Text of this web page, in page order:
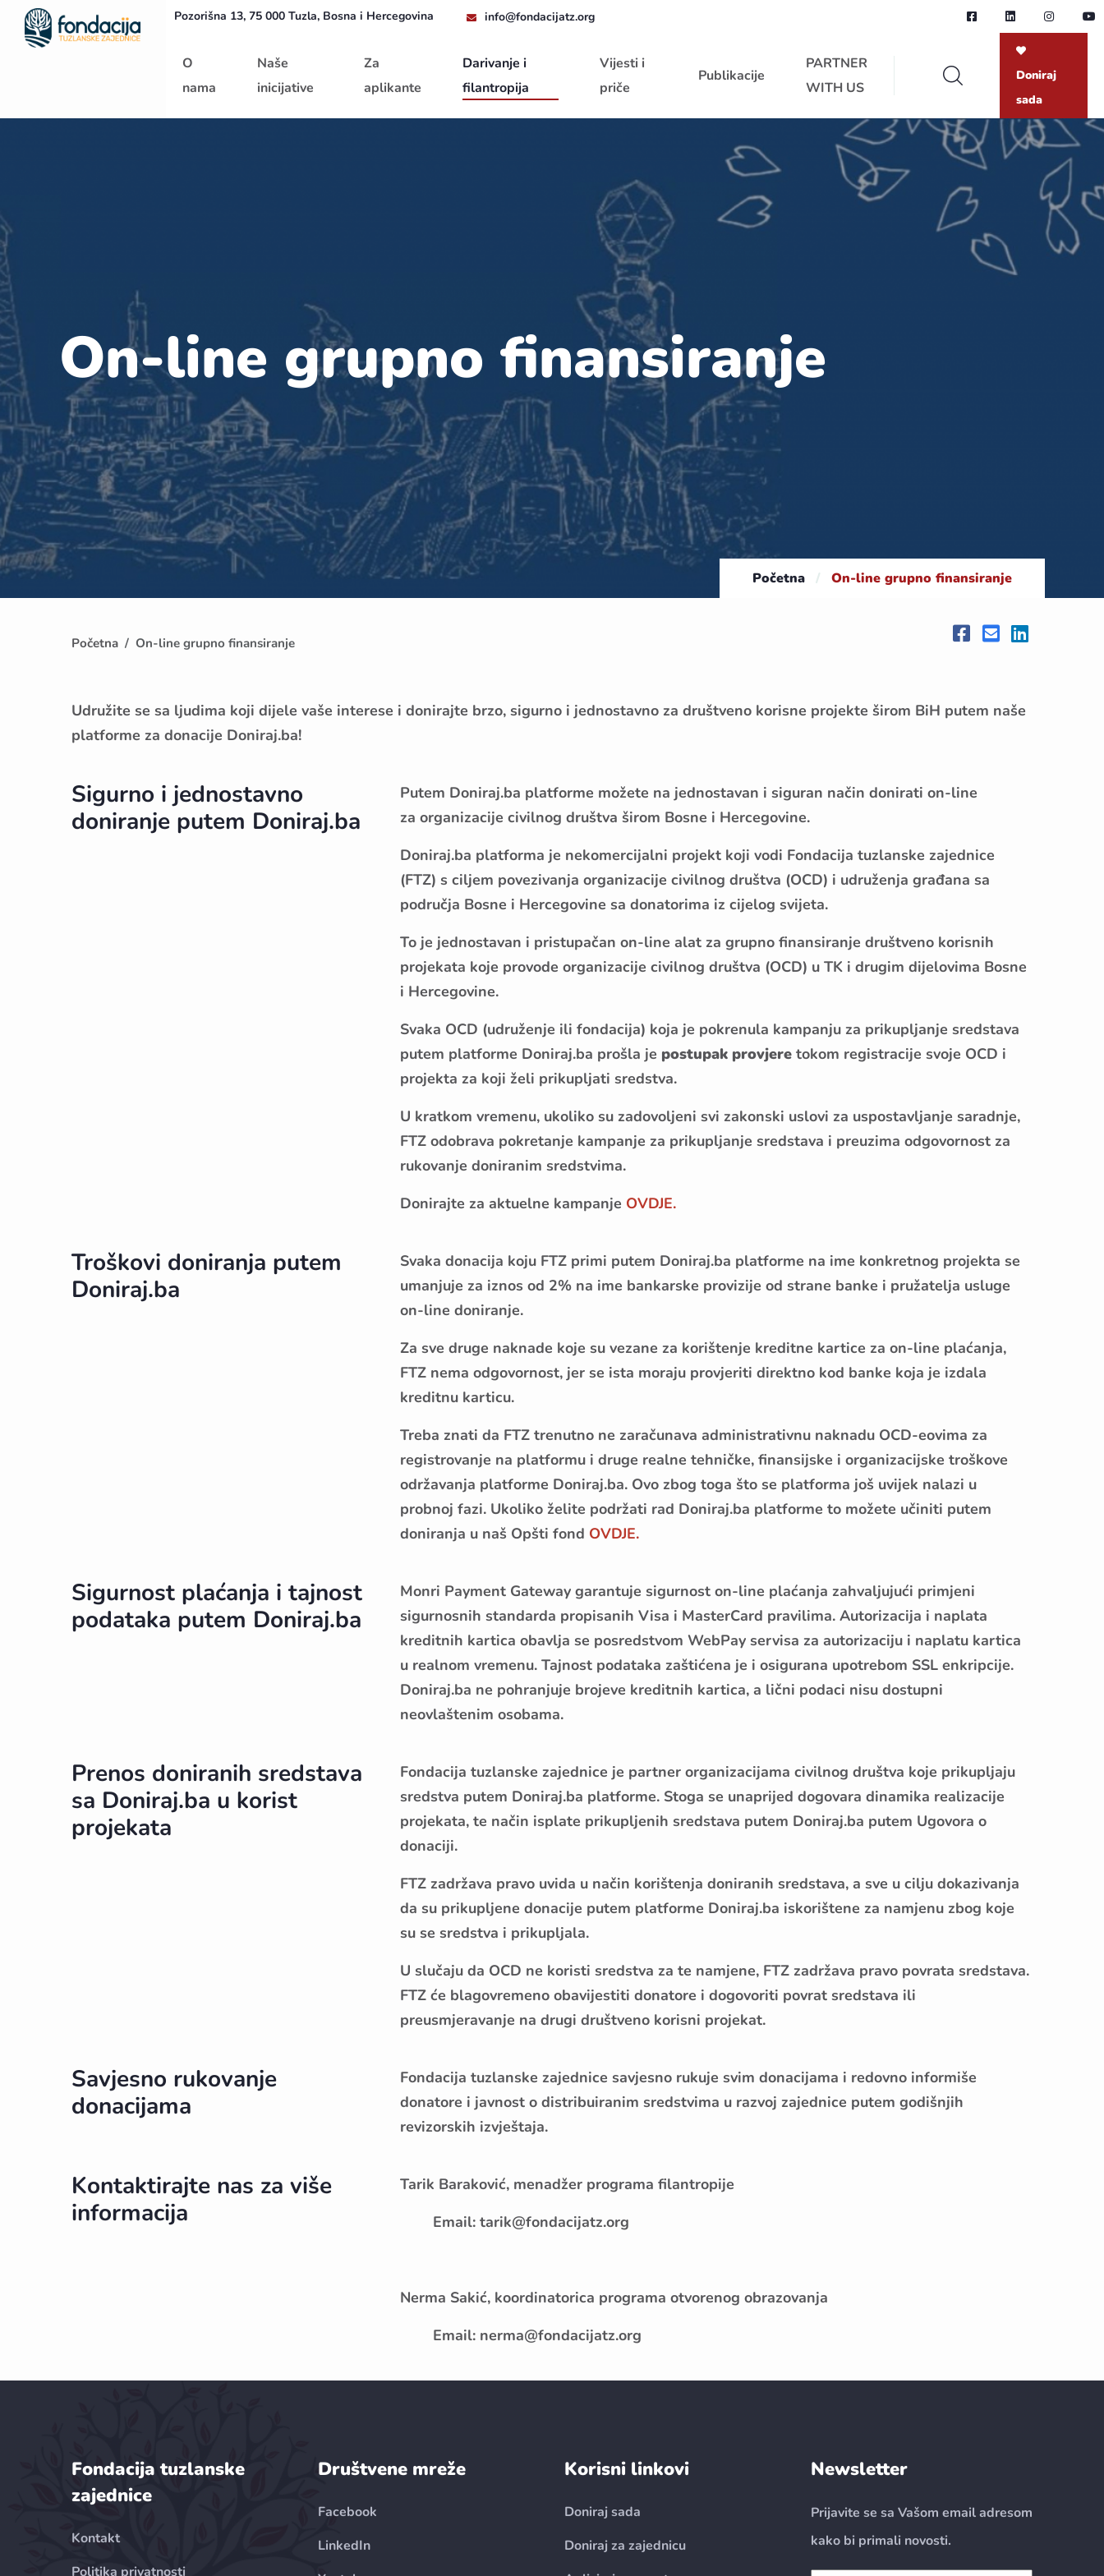
Početna Pozorišna 13, 75 000 Tuzla, Bosna i Hercegovina info@fondacijatz.org
O
nama
Naše
inicijative
Za
aplikante
Darivanje i
filantropija
Vijesti i
priče
Publikacije
PARTNER
WITH US
Doniraj
sada
On-line grupno finansiranje
Početna / On-line grupno finansiranje
Početna On-line grupno finansiranje
Udružite se sa ljudima koji dijele vaše interese i donirajte brzo, sigurno i jednostavno za društveno korisne projekte širom BiH putem naše
platforme za donacije Doniraj.ba!
Sigurno i jednostavno
doniranje putem Doniraj.ba
Putem Doniraj.ba platforme možete na jednostavan i siguran način donirati on-line
za organizacije civilnog društva širom Bosne i Hercegovine.
Doniraj.ba platforma je nekomercijalni projekt koji vodi Fondacija tuzlanske zajednice
(FTZ) s ciljem povezivanja organizacije civilnog društva (OCD) i udruženja građana sa
područja Bosne i Hercegovine sa donatorima iz cijelog svijeta.
To je jednostavan i pristupačan on-line alat za grupno finansiranje društveno korisnih
projekata koje provode organizacije civilnog društva (OCD) u TK i drugim dijelovima Bosne
i Hercegovine.
Svaka OCD (udruženje ili fondacija) koja je pokrenula kampanju za prikupljanje sredstava
putem platforme Doniraj.ba prošla je postupak provjere tokom registracije svoje OCD i
projekta za koji želi prikupljati sredstva.
U kratkom vremenu, ukoliko su zadovoljeni svi zakonski uslovi za uspostavljanje saradnje,
FTZ odobrava pokretanje kampanje za prikupljanje sredstava i preuzima odgovornost za
rukovanje doniranim sredstvima.
Donirajte za aktuelne kampanje OVDJE.
Troškovi doniranja putem
Doniraj.ba
Svaka donacija koju FTZ primi putem Doniraj.ba platforme na ime konkretnog projekta se
umanjuje za iznos od 2% na ime bankarske provizije od strane banke i pružatelja usluge
on-line doniranje.
Za sve druge naknade koje su vezane za korištenje kreditne kartice za on-line plaćanja,
FTZ nema odgovornost, jer se ista moraju provjeriti direktno kod banke koja je izdala
kreditnu karticu.
Treba znati da FTZ trenutno ne zaračunava administrativnu naknadu OCD-eovima za
registrovanje na platformu i druge realne tehničke, finansijske i organizacijske troškove
održavanja platforme Doniraj.ba. Ovo zbog toga što se platforma još uvijek nalazi u
probnoj fazi. Ukoliko želite podržati rad Doniraj.ba platforme to možete učiniti putem
doniranja u naš Opšti fond OVDJE.
Sigurnost plaćanja i tajnost
podataka putem Doniraj.ba
Monri Payment Gateway garantuje sigurnost on-line plaćanja zahvaljujući primjeni
sigurnosnih standarda propisanih Visa i MasterCard pravilima. Autorizacija i naplata
kreditnih kartica obavlja se posredstvom WebPay servisa za autorizaciju i naplatu kartica
u realnom vremenu. Tajnost podataka zaštićena je i osigurana upotrebom SSL enkripcije.
Doniraj.ba ne pohranjuje brojeve kreditnih kartica, a lični podaci nisu dostupni
neovlaštenim osobama.
Prenos doniranih sredstava
sa Doniraj.ba u korist
projekata
Fondacija tuzlanske zajednice je partner organizacijama civilnog društva koje prikupljaju
sredstva putem Doniraj.ba platforme. Stoga se unaprijed dogovara dinamika realizacije
projekata, te način isplate prikupljenih sredstava putem Doniraj.ba putem Ugovora o
donaciji.
FTZ zadržava pravo uvida u način korištenja doniranih sredstava, a sve u cilju dokazivanja
da su prikupljene donacije putem platforme Doniraj.ba iskorištene za namjenu zbog koje
su se sredstva i prikupljala.
U slučaju da OCD ne koristi sredstva za te namjene, FTZ zadržava pravo povrata sredstava.
FTZ će blagovremeno obavijestiti donatore i dogovoriti povrat sredstava ili
preusmjeravanje na drugi društveno korisni projekat.
Savjesno rukovanje
donacijama
Fondacija tuzlanske zajednice savjesno rukuje svim donacijama i redovno informiše
donatore i javnost o distribuiranim sredstvima u razvoj zajednice putem godišnjih
revizorskih izvještaja.
Kontaktirajte nas za više
informacija
Tarik Baraković, menadžer programa filantropije
Email: tarik@fondacijatz.org
Nerma Sakić, koordinatorica programa otvorenog obrazovanja
Email: nerma@fondacijatz.org
Fondacija tuzlanske
zajednice
Kontakt
Politika privatnosti
Društvene mreže
Facebook
LinkedIn
Korisni linkovi
Doniraj sada
Doniraj za zajednicu
Newsletter
Prijavite se sa Vašom email adresom
kako bi primali novosti.